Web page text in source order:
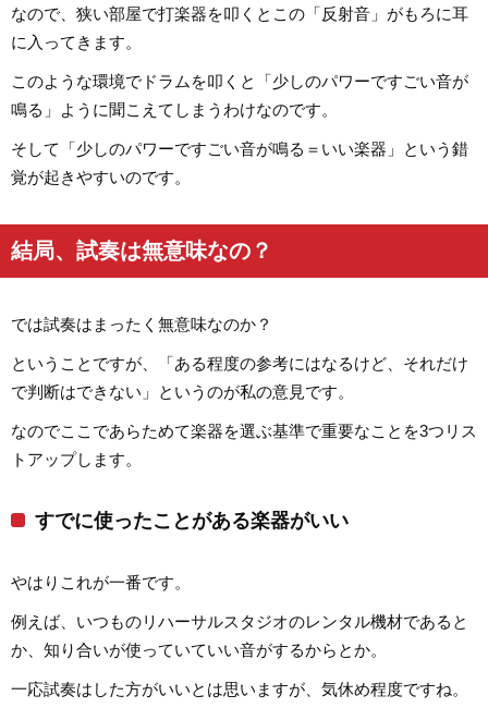
なので、狭い部屋で打楽器を叩くとこの「反射音」がもろに耳
に入ってきます。
このような環境でドラムを叩くと「少しのパワーですごい音が
鳴る」ように聞こえてしまうわけなのです。
そして「少しのパワーですごい音が鳴る＝いい楽器」という錯
覚が起きやすいのです。
結局、試奏は無意味なの？
では試奏はまったく無意味なのか？
ということですが、「ある程度の参考にはなるけど、それだけ
で判断はできない」というのが私の意見です。
なのでここであらためて楽器を選ぶ基準で重要なことを3つリス
トアップします。
すでに使ったことがある楽器がいい
やはりこれが一番です。
例えば、いつものリハーサルスタジオのレンタル機材であると
か、知り合いが使っていていい音がするからとか。
一応試奏はした方がいいとは思いますが、気休め程度ですね。